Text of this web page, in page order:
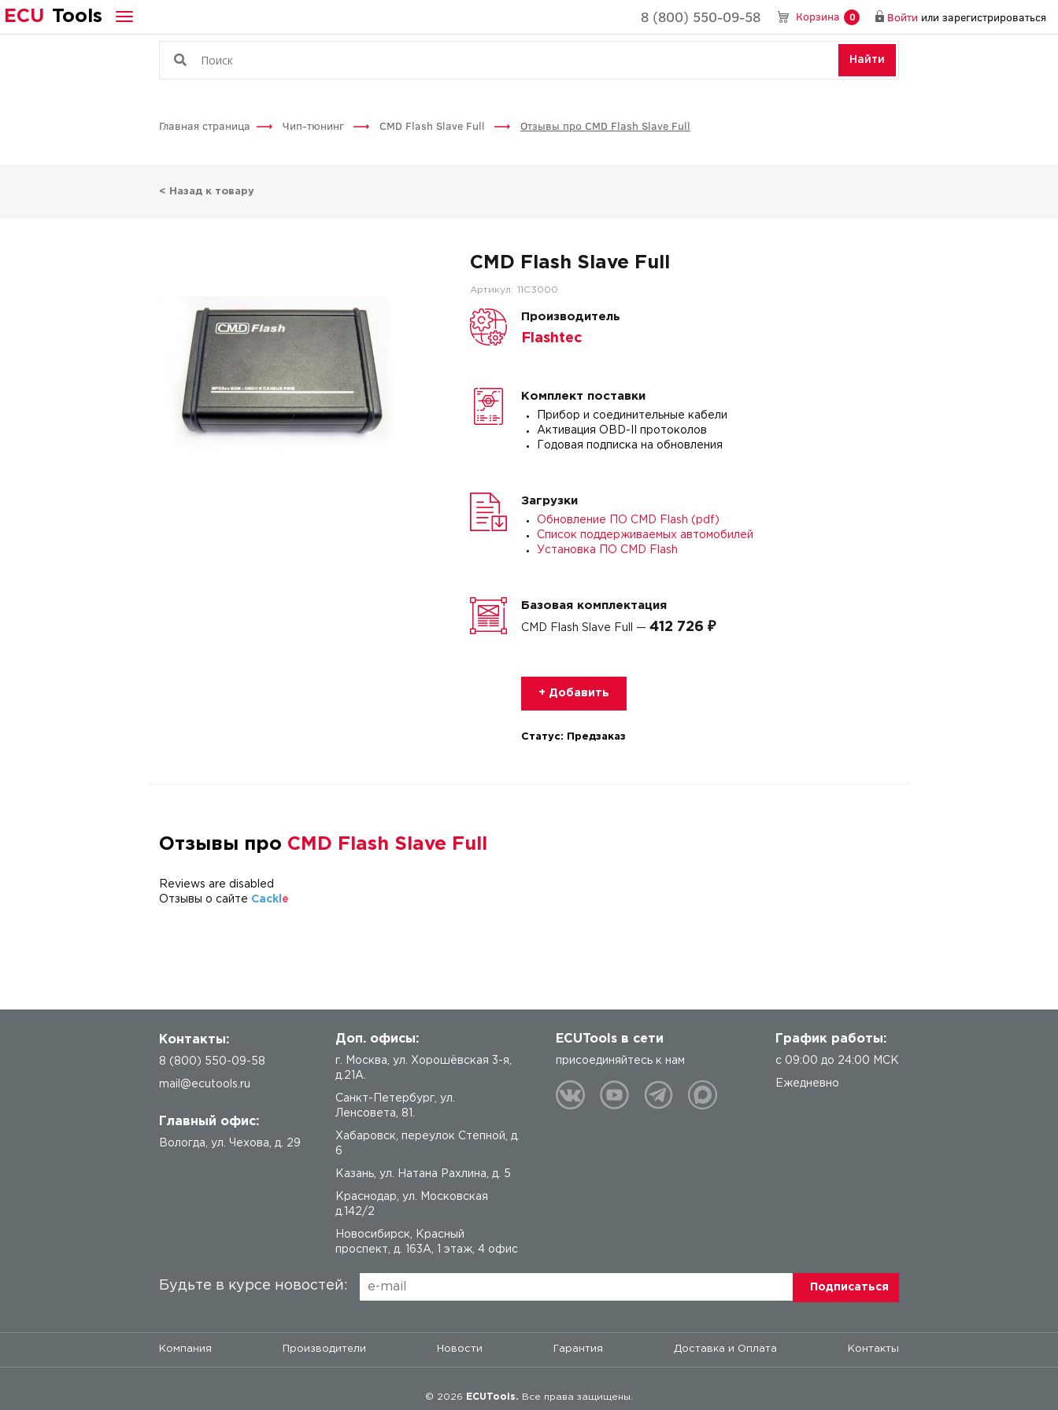
ECU Tools 8 (800) 550-09-58 Корзина 0 Войти или зарегистрироваться
Найти
Главная страница Чип-тюнинг CMD Flash Slave Full Отзывы про CMD Flash Slave Full
< Назад к товару
CMD Flash Slave Full
Артикул: 11C3000
Производитель
Flashtec
Комплект поставки
Прибор и соединительные кабели
Активация OBD-II протоколов
Годовая подписка на обновления
Загрузки
Обновление ПО CMD Flash (pdf)
Список поддерживаемых автомобилей
Установка ПО CMD Flash
Базовая комплектация
CMD Flash Slave Full — 412 726 ₽
+ Добавить
Статус: Предзаказ
Отзывы про CMD Flash Slave Full
Reviews are disabled
Отзывы о сайте Cackl e
Контакты:
8 (800) 550-09-58
mail@ecutools.ru
Главный офис:
Вологда ул. Чехова, д. 29
Доп. офисы:
г. Москва, ул. Хорошёвская 3-я,
д.21А.
Санкт-Петербург, ул.
Ленсовета, 81.
Хабаровск, переулок Степной, д.
6
Казань, ул. Натана Рахлина, д. 5
Краснодар, ул. Московская
д.142/2
Новосибирск, Красный
проспект, д. 163А, 1 этаж, 4 офис
ECUTools в сети
присоединяйтесь к нам
График работы:
с 09:00 до 24:00 МСК
Ежедневно
Будьте в курсе новостей:
Компания Производители Новости Гарантия Доставка и Оплата Контакты
© 2026 ECUTools. Все права защищены.